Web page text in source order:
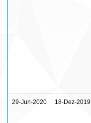
29-Jun-2020 18-Dez-2019